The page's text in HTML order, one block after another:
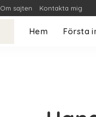
Om sajten Kontakta mig
Hem Första